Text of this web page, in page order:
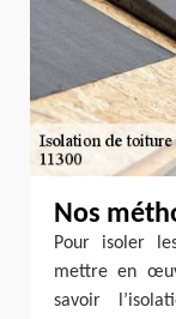
Nos
Pour isoler
mettre en
savoir